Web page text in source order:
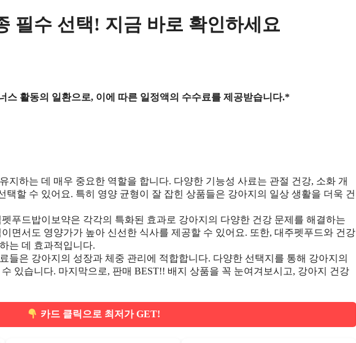
필수 선택! 지금 바로 확인하세요
스 활동의 일환으로, 이에 따른 일정액의 수수료를 제공받습니다.*
지하는 데 매우 중요한 역할을 합니다. 다양한 기능성 사료는 관절 건강, 소화 개
택할 수 있어요. 특히 영양 균형이 잘 잡힌 상품들은 강아지의 일상 생활을 더욱 건
푸드밥이보약은 각각의 특화된 효과로 강아지의 다양한 건강 문제를 해결하는
면서도 영양가가 높아 신선한 식사를 제공할 수 있어요. 또한, 대주펫푸드와 건강
는 데 효과적입니다.
들은 강아지의 성장과 체중 관리에 적합합니다. 다양한 선택지를 통해 강아지의
있습니다. 마지막으로, 판매 BEST!! 배지 상품을 꼭 눈여겨보시고, 강아지 건강
카드 클릭으로 최저가 GET!